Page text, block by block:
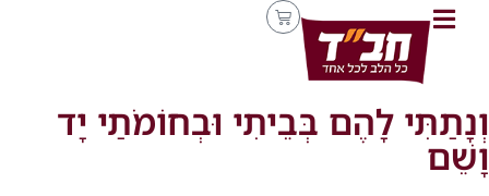
וְנָתַתִּי לָהֶם בְּבֵיתִי וּבְחוֹמֹתַי יָד
וָשֵׁם